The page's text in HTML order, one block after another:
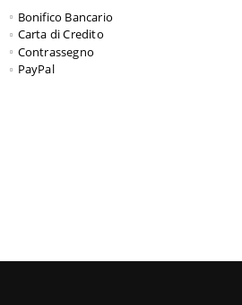
Bonifico Bancario
Carta di Credito
Contrassegno
PayPal